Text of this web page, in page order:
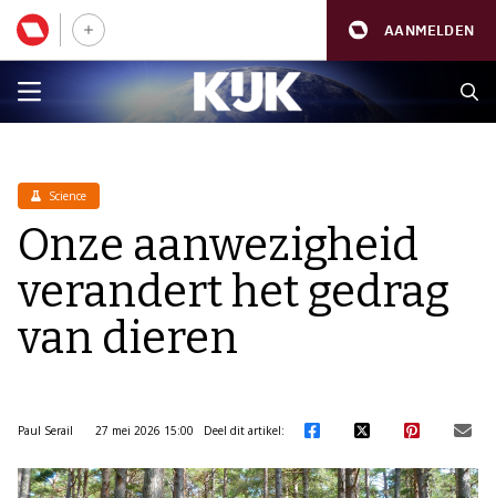
AANMELDEN
Science
Onze aanwezigheid
verandert het gedrag
van dieren
Paul Serail 27 mei 2026 15:00 Deel dit artikel: